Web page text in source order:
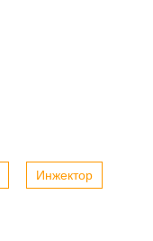
Инжектор